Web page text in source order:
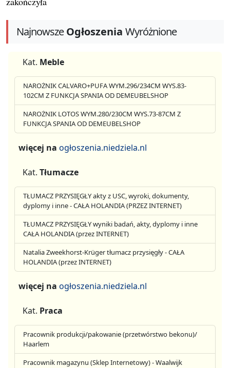
NajnowszeOgłoszenia Wyróżnione
Kat. Meble
NAROŻNIK CALVARO+PUFA WYM.296/234CM WYS.83-
102CM Z FUNKCJA SPANIA OD DEMEUBELSHOP
NAROŻNIK LOTOS WYM.280/230CM WYS.73-87CM Z
FUNKCJA SPANIA OD DEMEUBELSHOP
więcej na ogłoszenia.niedziela.nl
Kat. Tłumacze
TŁUMACZ PRZYSIĘGŁY akty z USC, wyroki, dokumenty,
dyplomy i inne - CAŁA HOLANDIA (PRZEZ INTERNET)
TŁUMACZ PRZYSIĘGŁY wyniki badań, akty, dyplomy i inne
CAŁA HOLANDIA (przez INTERNET)
Natalia Zweekhorst-Krüger tłumacz przysięgły - CAŁA
HOLANDIA (przez INTERNET)
więcej na ogłoszenia.niedziela.nl
Kat. Praca
Pracownik produkcji/pakowanie (przetwórstwo bekonu)/
Haarlem
Pracownik magazynu (Sklep Internetowy) - Waalwijk